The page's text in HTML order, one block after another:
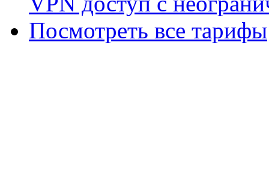
Посмотреть все тарифы